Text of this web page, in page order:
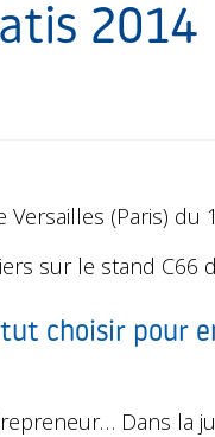
2014
(Paris)
sur le stand C66
choisir pour
Dans la